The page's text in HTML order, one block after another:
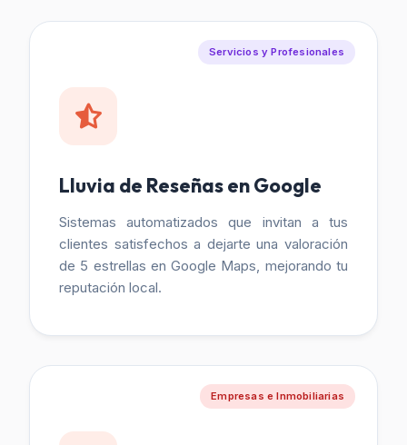
Servicios y Profesionales
Lluvia de Reseñas en Google
Sistemas automatizados que invitan a tus
clientes satisfechos a dejarte una valoración
de 5 estrellas en Google Maps, mejorando tu
reputación local.
Empresas e Inmobiliarias